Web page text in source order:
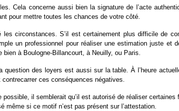
Cela concerne aussi bien la signature de l’acte
pour mettre toutes les chances de votre côté.
circonstances. S’il est certainement plus difficile de
un professionnel pour réaliser une estimation juste et
bien à Boulogne-Billancourt , à Neuilly, ou Paris.
des loyers est aussi sur la table. À l’heure
ces conséquences négatives.
il semblerait qu’il est autorisé de réaliser certaines
même si ce motif n’est pas présent sur l’attestation.